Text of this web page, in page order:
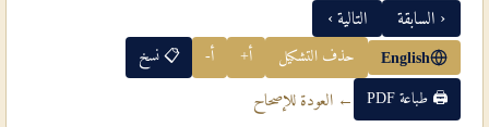
‹ السابقة التالية ›
English حذف التشكيل أ+ أ- 📋 نسخ
🖨 طباعة PDF ← العودة للإصحاح